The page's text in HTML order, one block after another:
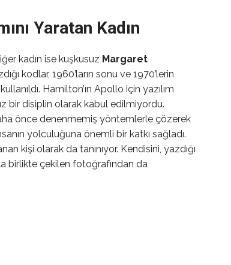
Yaratan Kadın
kadın ise kuşkusuz Margaret
kodlar, 1960’ların sonu ve 1970’lerin
Hamilton’ın Apollo için yazılım
bir disiplin olarak kabul edilmiyordu.
önce denenmemiş yöntemlerle çözerek
yolculuğuna önemli bir katkı sağladı.
kişi olarak da tanınıyor. Kendisini, yazdığı
birlikte çekilen fotoğrafından da